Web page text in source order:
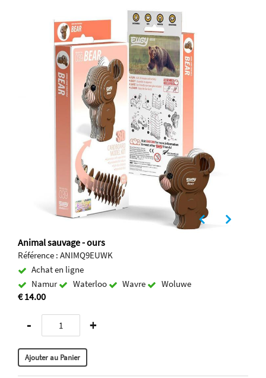
Animal sauvage - ours
Référence : ANIMQ9EUWK
Achat en ligne
Namur
Waterloo Wavre Woluwe
€ 14.00
- +